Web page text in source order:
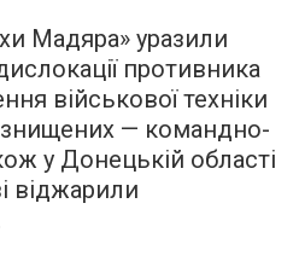
Мадяра» уразили
противника
військової техніки
знищених — командно-
у Донецькій області
віджарили